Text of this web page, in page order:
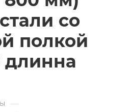
со
полкой
—